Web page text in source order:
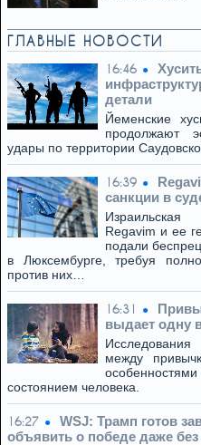
ГЛАВНЫЕ НОВОСТИ
16:46
детали
Йеменские
продолжают
удары по территории
16:39
санкции в
Израильская
Regavim и ее
подали
в Люксембурге, требуя
против них…
16:31
выдает одну
между
состоянием человека.
16:27
WSJ: Трамп готов
объявить о победе даже